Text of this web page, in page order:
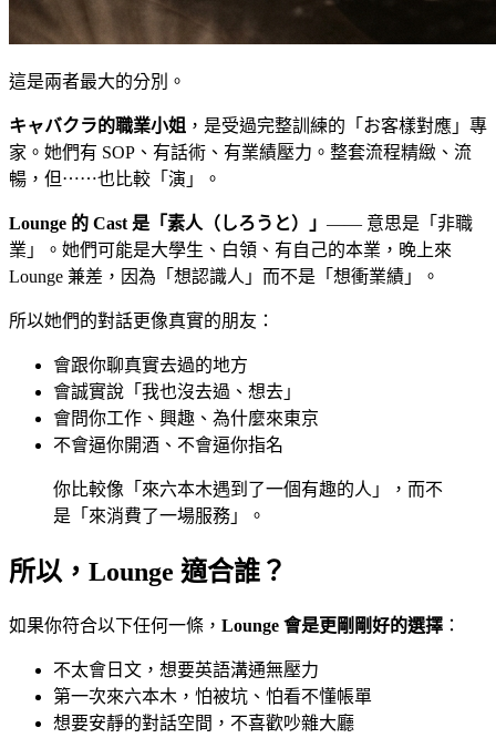
這是兩者最大的分別。
キャバクラ的職業小姐 ，是受過完整訓練的「お客樣對應」專
家。她們有 SOP、有話術、有業績壓力。整套流程精緻、流
暢，但⋯⋯也比較「演」。
Lounge 的 Cast 是「素人（しろうと）」 —— 意思是「非職
業」。她們可能是大學生、白領、有自己的本業，晚上來
Lounge 兼差，因為「想認識人」而不是「想衝業績」。
所以她們的對話更像真實的朋友：
會跟你聊真實去過的地方
會誠實說「我也沒去過、想去」
會問你工作、興趣、為什麼來東京
不會逼你開酒、不會逼你指名
你比較像「來六本木遇到了一個有趣的人」，而不
是「來消費了一場服務」。
所以，Lounge 適合誰？
如果你符合以下任何一條， Lounge 會是更剛剛好的選擇 ：
不太會日文，想要英語溝通無壓力
第一次來六本木，怕被坑、怕看不懂帳單
想要安靜的對話空間，不喜歡吵雜大廳